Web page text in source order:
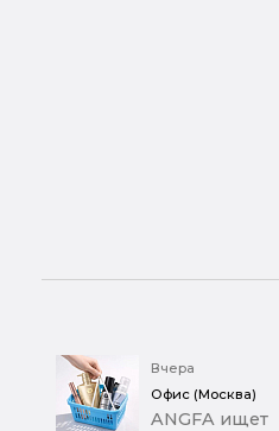
Вчера
Офис (Москва)
ANGFA ищет